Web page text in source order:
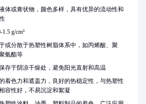
体或膏状物，颜色多样，具有优异的流动性和
1.5 g/cm³
或分散于热塑性树脂体系中，如丙烯酸、聚
氨酯等
存于阴凉干燥处，避免阳光直射和高温
着色力和遮盖力，良好的热稳定性，与热塑性
容性好，不易沉淀和絮凝